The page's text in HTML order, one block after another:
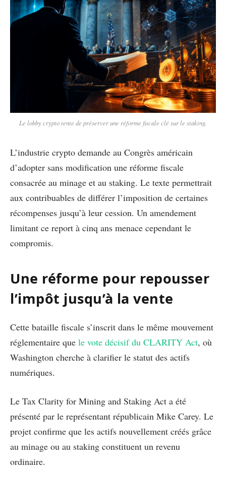
Le lobby crypto tente de préserver une réforme fiscale clé sur le staking.
L’industrie crypto demande au Congrès américain
d’adopter sans modification une réforme fiscale
consacrée au minage et au staking. Le texte permettrait
aux contribuables de différer l’imposition de certaines
récompenses jusqu’à leur cession. Un amendement
limitant ce report à cinq ans menace cependant le
compromis.
Une réforme pour repousser
l’impôt jusqu’à la vente
Cette bataille fiscale s’inscrit dans le même mouvement
réglementaire que le vote décisif du CLARITY Act, où
Washington cherche à clarifier le statut des actifs
numériques.
Le Tax Clarity for Mining and Staking Act a été
présenté par le représentant républicain Mike Carey. Le
projet confirme que les actifs nouvellement créés grâce
au minage ou au staking constituent un revenu
ordinaire.